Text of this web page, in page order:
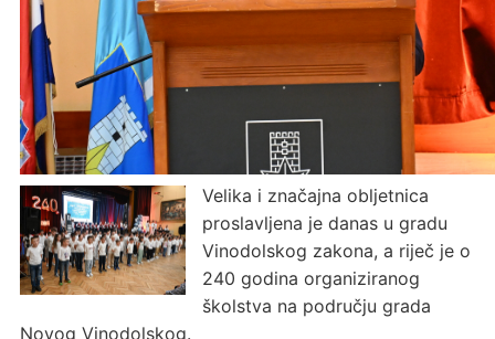
Velika i značajna obljetnica
proslavljena je danas u gradu
Vinodolskog zakona, a riječ je o
240 godina organiziranog
školstva na području grada
Novog Vinodolskog.